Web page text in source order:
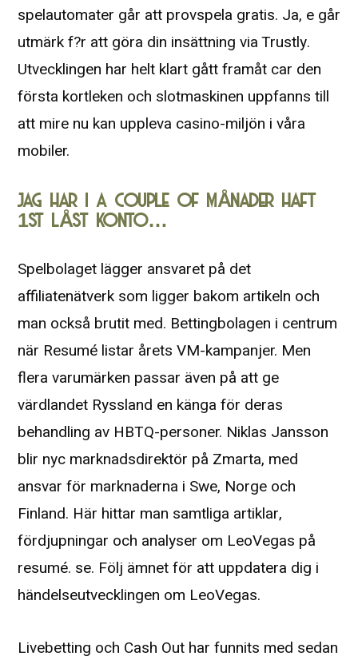
spelautomater går att provspela gratis. Ja, e går
utmärk f?r att göra din insättning via Trustly.
Utvecklingen har helt klart gått framåt car den
första kortleken och slotmaskinen uppfanns till
att mire nu kan uppleva casino-miljön i våra
mobiler.
JAG HAR I A COUPLE OF MÅNADER HAFT
1ST LÅST KONTO…
Spelbolaget lägger ansvaret på det
affiliatenätverk som ligger bakom artikeln och
man också brutit med. Bettingbolagen i centrum
när Resumé listar årets VM-kampanjer. Men
flera varumärken passar även på att ge
värdlandet Ryssland en känga för deras
behandling av HBTQ-personer. Niklas Jansson
blir nyc marknadsdirektör på Zmarta, med
ansvar för marknaderna i Swe, Norge och
Finland. Här hittar man samtliga artiklar,
fördjupningar och analyser om LeoVegas på
resumé. se. Följ ämnet för att uppdatera dig i
händelseutvecklingen om LeoVegas.
Livebetting och Cash Out har funnits med sedan